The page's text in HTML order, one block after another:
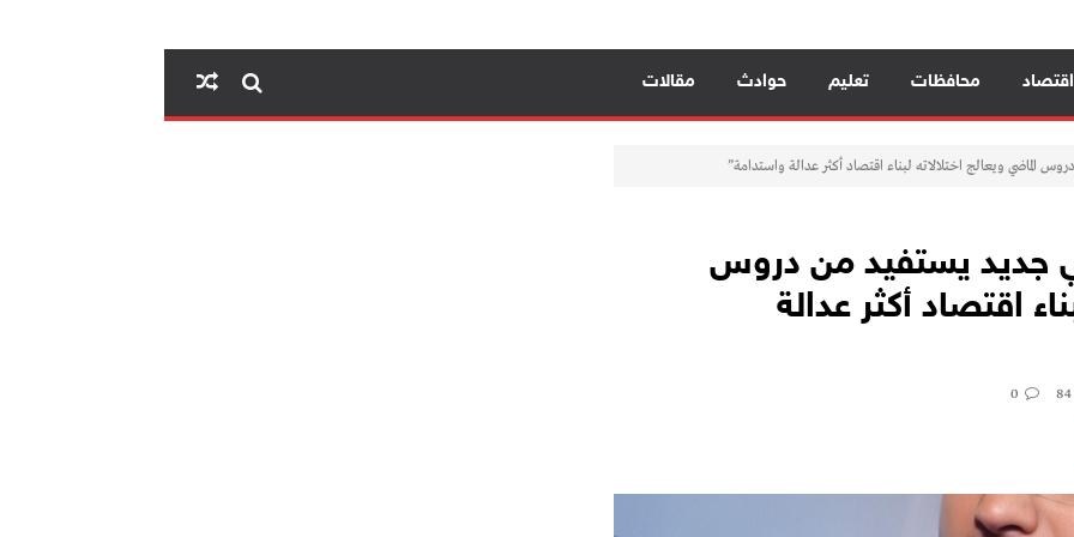
اقتصاد محافظات تعليم حوادث مقالات
الماضي ويعالج اختلالاته لبناء اقتصاد أكثر عدالة واستدامة”
جديد يستفيد من دروس
اقتصاد أكثر عدالة
84
0